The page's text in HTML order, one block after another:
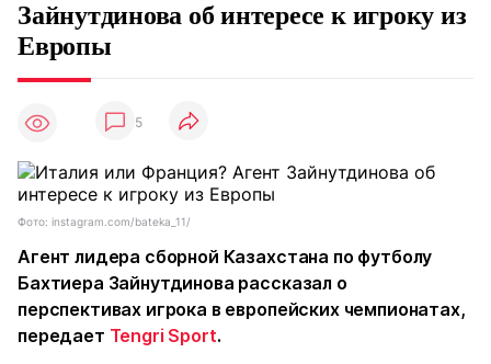
Зайнутдинова об интересе к игроку из
Европы
5
Фото: instagram.com/bateka_11/
Агент лидера сборной Казахстана по футболу
Бахтиера Зайнутдинова рассказал о
перспективах игрока в европейских чемпионатах,
передает Tengri Sport.